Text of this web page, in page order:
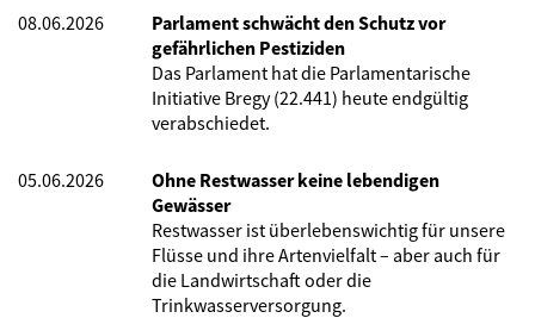
08.06.2026
Parlament schwächt den Schutz vor
gefährlichen Pestiziden
Das Parlament hat die Parlamentarische
Initiative Bregy (22.441) heute endgültig
verabschiedet.
05.06.2026
Ohne Restwasser keine lebendigen
Gewässer
Restwasser ist überlebenswichtig für unsere
Flüsse und ihre Artenvielfalt – aber auch für
die Landwirtschaft oder die
Trinkwasserversorgung.